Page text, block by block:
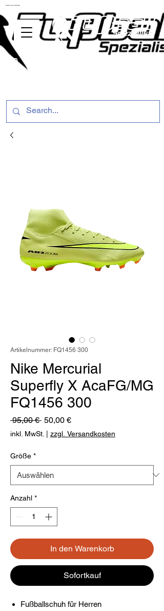
Artikelnummer: FQ1456 300
Nike Mercurial
Superfly X AcaFG/MG
FQ1456 300
95,00 € Standardpreis
50,00 €Sale-
Preis
inkl. MwSt. zzgl. Versandkosten
Größe *
Anzahl *
In den Warenkorb
Sofortkauf
Fußballschuh für Herren